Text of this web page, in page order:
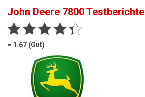
Teleskoplader
Rasentraktoren
John Deere 7800Testberichte
= 1.67 (Gut)